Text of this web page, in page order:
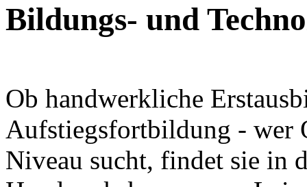
Bildungs- und
Ob handwerkliche
Aufstiegsfortbildung - wer
Niveau sucht, findet sie in